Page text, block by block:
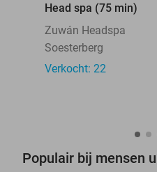
Head spa (75 min)
Zuwán Headspa
Soesterberg
Verkocht: 22
Populair bij mensen